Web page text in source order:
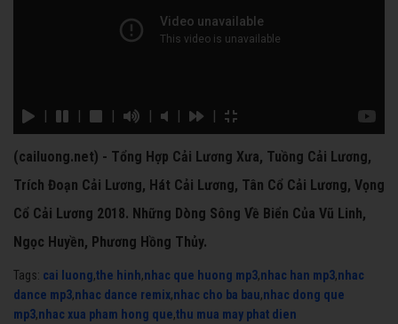
(cailuong.net) - Tổng Hợp Cải Lương Xưa, Tuồng Cải Lương,
Trích Đoạn Cải Lương, Hát Cải Lương, Tân Cổ Cải Lương, Vọng
Cổ Cải Lương 2018. Những Dòng Sông Về Biển Của Vũ Linh,
Ngọc Huyền, Phương Hồng Thủy.
Tags: cai luong,the hinh,nhac que huong mp3,nhac han mp3,nhac
dance mp3,nhac dance remix,nhac cho ba bau,nhac dong que
mp3,nhac xua pham hong que,thu mua may phat dien